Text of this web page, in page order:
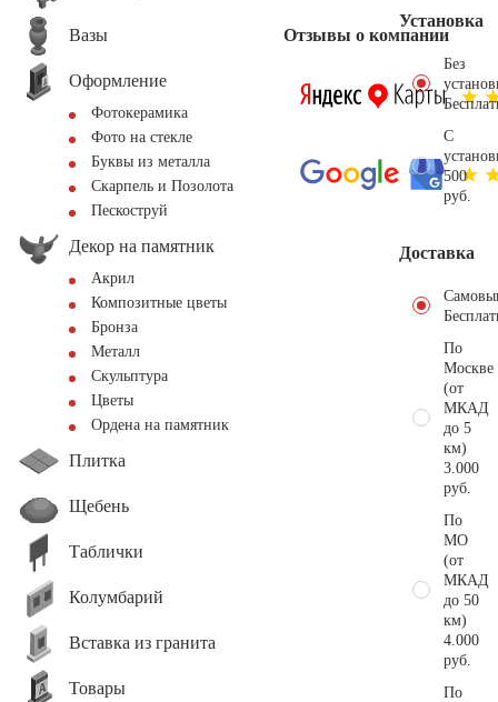
Вазы
Оформление
Фотокерамика
Фото на стекле
Буквы из металла
Скарпель и Позолота
Пескоструй
Декор на памятник
Акрил
Композитные цветы
Бронза
Металл
Скульптура
Цветы
Ордена на памятник
Плитка
Щебень
Таблички
Колумбарий
Вставка из гранита
Товары
Отзывы о компании
Установка
Без
С
500
руб.
Доставка
По
Москве
(от
МКАД
до 5
км)
3.000
руб.
По
МО
(от
МКАД
до 50
км)
4.000
руб.
По